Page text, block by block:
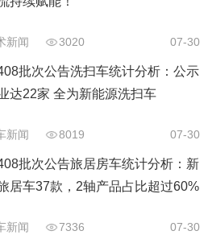
新闻 3020 07-30
批次公告洗扫车统计分析：公示
达22家 全为新能源洗扫车
新闻 8019 07-30
批次公告旅居房车统计分析：新
居车37款，2轴产品占比超过60%
新闻 7336 07-30